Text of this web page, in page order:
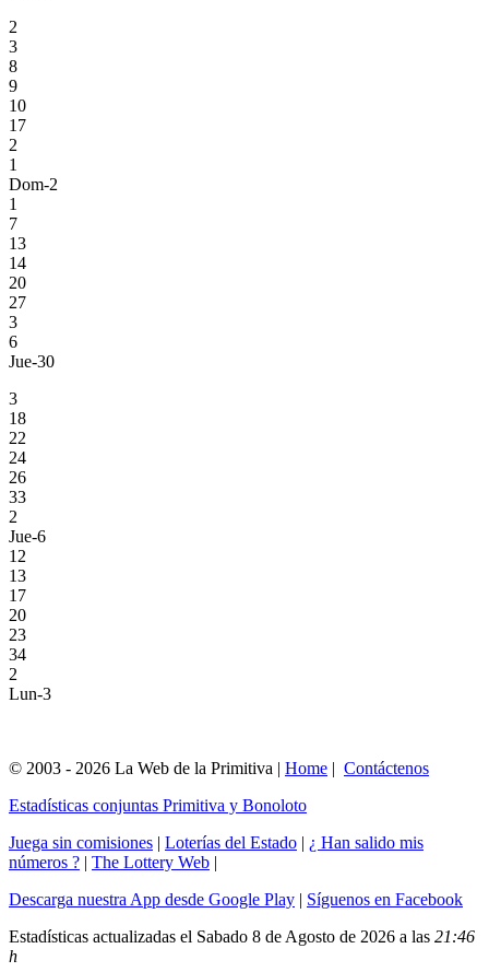
2
3
8
9
10
17
2
1
Dom-2
1
7
13
14
20
27
3
6
Jue-30
3
18
22
24
26
33
2
Jue-6
12
13
17
20
23
34
2
Lun-3
© 2003 - 2026 La Web de la Primitiva | Home | Contáctenos
Estadísticas conjuntas Primitiva y Bonoloto
Juega sin comisiones | Loterías del Estado | ¿ Han salido mis
números ? | The Lottery Web |
Descarga nuestra App desde Google Play | Síguenos en Facebook
Estadísticas actualizadas el Sabado 8 de Agosto de 2026 a las 21:46
h